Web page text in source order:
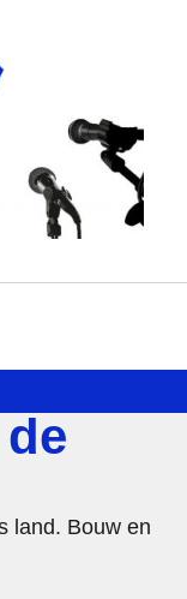
land. Bouw en